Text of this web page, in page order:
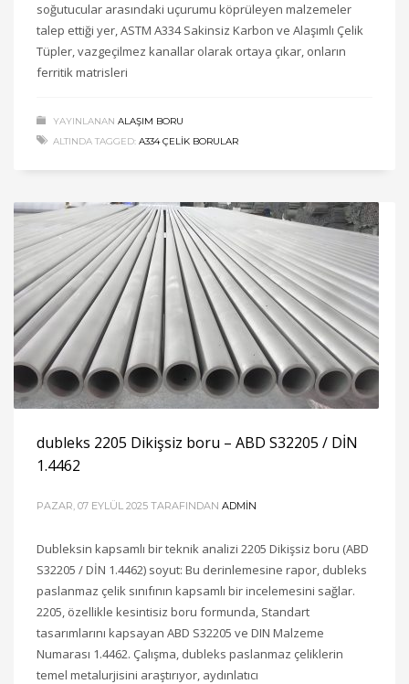
soğutucular arasındaki uçurumu köprüleyen malzemeler
talep ettiği yer, ASTM A334 Sakinsiz Karbon ve Alaşımlı Çelik
Tüpler, vazgeçilmez kanallar olarak ortaya çıkar, onların
ferritik matrisleri
YAYINLANAN ALAŞIM BORU
ALTINDA TAGGED: A334 ÇELIK BORULAR
dubleks 2205 Dikişsiz boru – ABD S32205 / DİN
1.4462
PAZAR, 07 EYLÜL 2025 TARAFINDAN ADMIN
Dubleksin kapsamlı bir teknik analizi 2205 Dikişsiz boru (ABD
S32205 / DİN 1.4462) soyut: Bu derinlemesine rapor, dubleks
paslanmaz çelik sınıfının kapsamlı bir incelemesini sağlar.
2205, özellikle kesintisiz boru formunda, Standart
tasarımlarını kapsayan ABD S32205 ve DIN Malzeme
Numarası 1.4462. Çalışma, dubleks paslanmaz çeliklerin
temel metalurjisini araştırıyor, aydınlatıcı